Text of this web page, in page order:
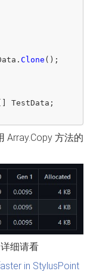
. Clone ();
TestData ;
Array.Copy 方法的
细请看
in StylusPoint